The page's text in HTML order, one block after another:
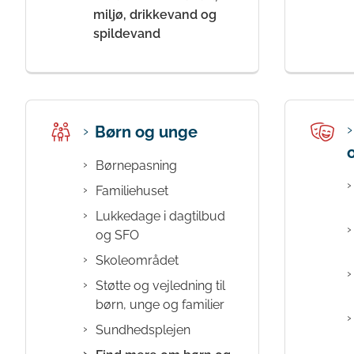
miljø, drikkevand og
spildevand
Børn og unge
Børnepasning
Familiehuset
Lukkedage i dagtilbud
og SFO
Skoleområdet
Støtte og vejledning til
børn, unge og familier
Sundhedsplejen